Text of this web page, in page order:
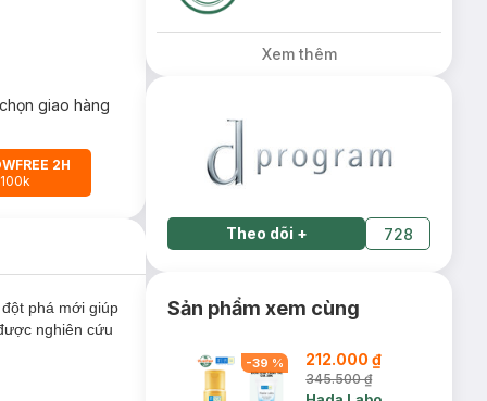
giao hàng
2H
phá mới giúp
nghiên cứu
Xem thêm
Theo dõi + 728
Sản phẩm xem cùng
-39 % 212.000 ₫
345.500 ₫